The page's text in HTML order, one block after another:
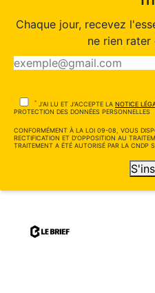
Chaque jour, recevez
ne rien
* J'AI LU ET J'ACCEPTE LA NOTICE
PROTECTION DES DONNÉES PERSONNELLES
CONFORMÉMENT À LA LOI 09-08, VOUS
RECTIFICATION ET D'OPPOSITION AU
TRAITEMENT A ÉTÉ AUTORISÉ PAR LA CNDP